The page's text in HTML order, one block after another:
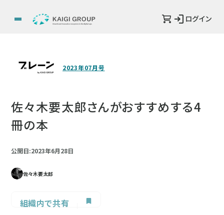
ログイン
2023年07月号
佐々木要太郎さんがおすすめする4
冊の本
公開日:2023年6月28日
佐々木要太郎
組織内で共有